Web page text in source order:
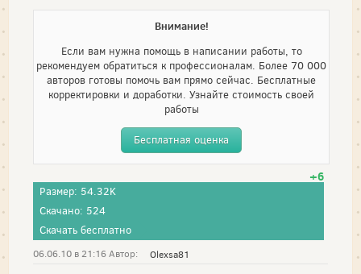
Внимание!
Если вам нужна помощь в написании работы, то
рекомендуем обратиться к профессионалам. Более 70 000
авторов готовы помочь вам прямо сейчас. Бесплатные
корректировки и доработки. Узнайте стоимость своей
работы
Бесплатная оценка
+6
Размер: 54.32K
Скачано: 524
Скачать бесплатно
06.06.10 в 21:16 Автор: Olexsa81